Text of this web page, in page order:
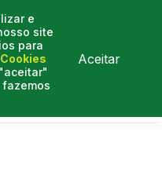
e
site
para
Aceitar